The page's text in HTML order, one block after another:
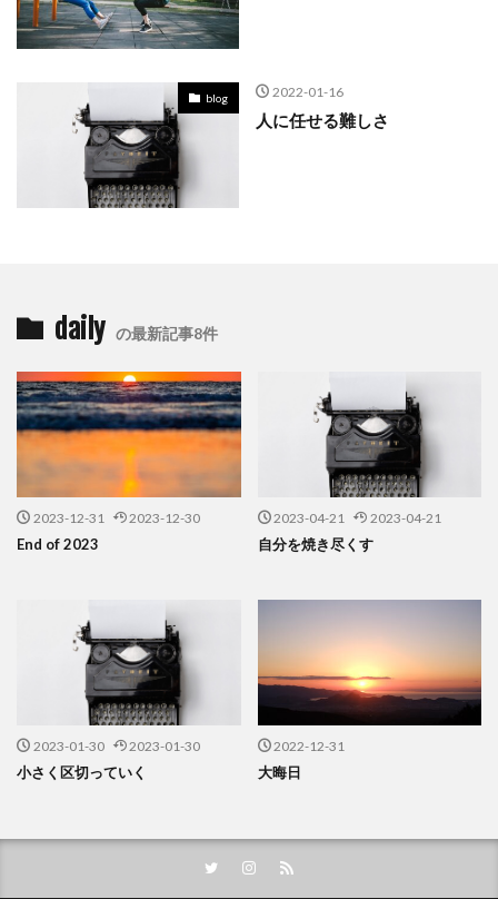
blog 2022-01-16
人に任せる難しさ
daily の最新記事8件
2023-12-31 2023-12-30
End of 2023
2023-04-21 2023-04-21
自分を焼き尽くす
2023-01-30 2023-01-30
小さく区切っていく
2022-12-31
大晦日